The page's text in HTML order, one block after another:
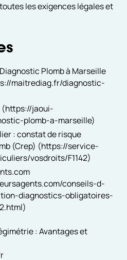
les exigences légales et
Plomb à Marseille
maitrediag.fr/diagnostic-
jaoui-
plomb-a-marseille)
: constat de risque
(Crep) (https://service-
vosdroits/F1142)
conseils-d-
diagnostics-obligatoires-
: Avantages et